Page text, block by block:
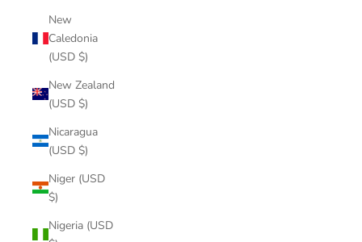
New
Caledonia
(USD $)
New Zealand
(USD $)
Nicaragua
(USD $)
Niger (USD
$)
Nigeria (USD